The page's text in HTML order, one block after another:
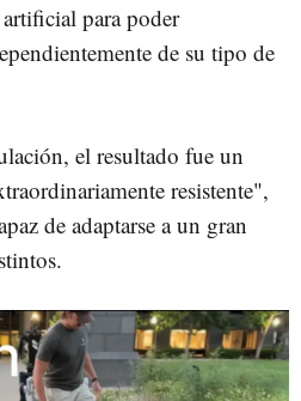
para poder
de su tipo de
el resultado fue un
resistente",
de adaptarse a un gran